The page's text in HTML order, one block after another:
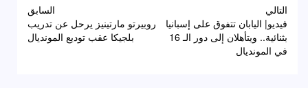
تصفّح
المقالات
السابق
روبيرتو مارتينيز يرحل عن تدريب
بلجيكا عقب توديع المونديال
التالي
فيديو| اليابان تتفوق على إسبانيا
بثنائية.. ويتأهلان إلى دور الـ 16
في المونديال